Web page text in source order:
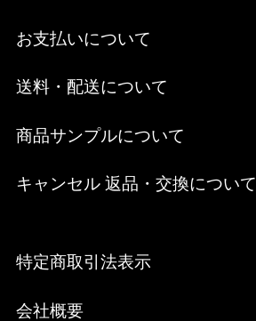
お支払いについて
送料・配送について
商品サンプルについて
キャンセル 返品・交換について
特定商取引法表示
会社概要